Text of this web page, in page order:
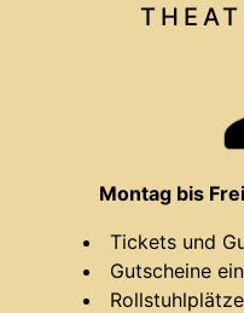
Montag bis
Tickets und
Gutscheine